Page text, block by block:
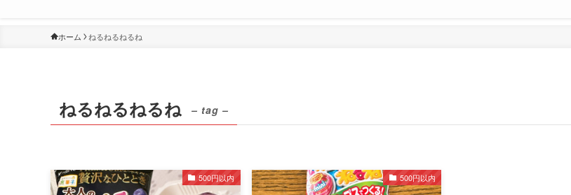
ホーム ねるねるねるね
ねるねるねるね – tag –
500円以内 500円以内